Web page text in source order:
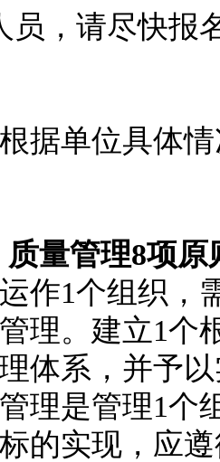
员，请尽快报
据单位具体
质量管理8项原
作1个组织，
理。建立1个
体系，并予
理是管理1个
的实现，应